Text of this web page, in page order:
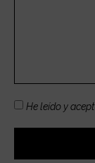
He leído y